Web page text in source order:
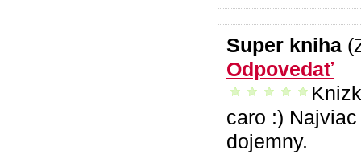
Super kniha
Odpovedať
vrelo odporúčam
caro :)
dojemny.